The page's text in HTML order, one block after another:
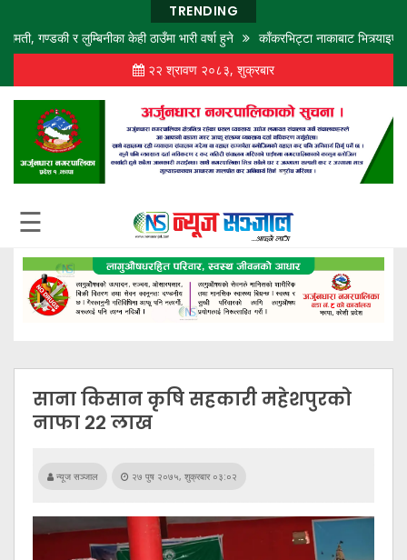
TRENDING
र लुम्बिनीका केही ठाउँमा भारी वर्षा हुने
काँकरभिट्टा नाकाबाट भित्र्याइएका
२२ श्रावण २०८३, शुक्रबार
☰
साना किसान कृषि सहकारी महेशपुरको
नाफा २२ लाख
न्यूज सञ्जाल २७ पुष २०७५, शुक्रबार ०३:०२
पृष्ठ
समाज
विचार
शिक्षा
बजार
राजनीति
सूचना
प्रविधि
अन्तर्वार्ता
अन्तर्राष्ट्रिय